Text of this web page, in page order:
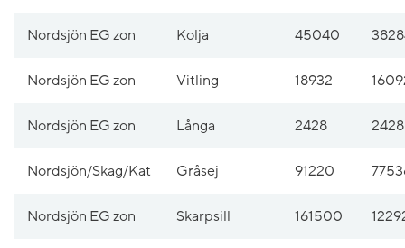
Nordsjön EG zon Kolja 45040
Nordsjön EG zon Vitling 18932
Nordsjön EG zon Långa 2428 2428
Nordsjön/Skag/Kat Gråsej 91220
Nordsjön EG zon Skarpsill 161500